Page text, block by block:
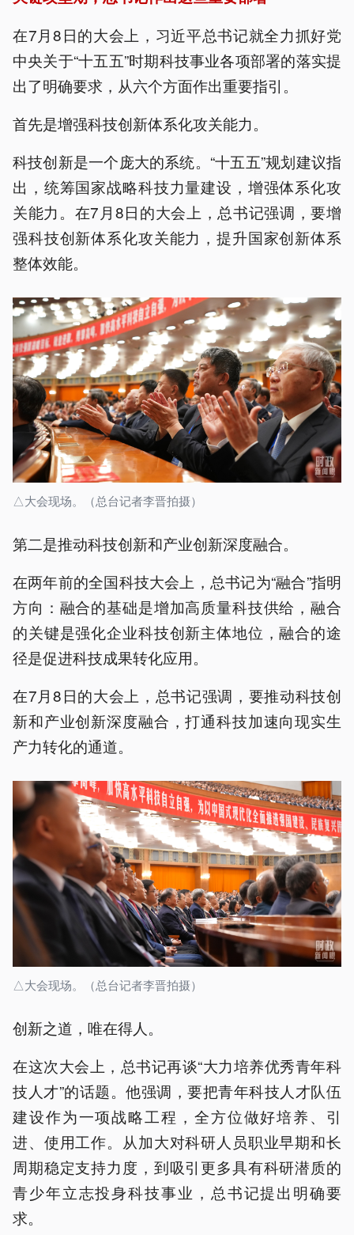
在7月8日的大会上，习近平总书记就全力抓好党
中央关于“十五五”时期科技事业各项部署的落实提
出了明确要求，从六个方面作出重要指引。
首先是增强科技创新体系化攻关能力。
科技创新是一个庞大的系统。“十五五”规划建议指
出，统筹国家战略科技力量建设，增强体系化攻
关能力。在7月8日的大会上，总书记强调，要增
强科技创新体系化攻关能力，提升国家创新体系
整体效能。
△大会现场。（总台记者李晋拍摄）
第二是推动科技创新和产业创新深度融合。
在两年前的全国科技大会上，总书记为“融合”指明
方向：融合的基础是增加高质量科技供给，融合
的关键是强化企业科技创新主体地位，融合的途
径是促进科技成果转化应用。
在7月8日的大会上，总书记强调，要推动科技创
新和产业创新深度融合，打通科技加速向现实生
产力转化的通道。
△大会现场。（总台记者李晋拍摄）
创新之道，唯在得人。
在这次大会上，总书记再谈“大力培养优秀青年科
技人才”的话题。他强调，要把青年科技人才队伍
建设作为一项战略工程，全方位做好培养、引
进、使用工作。从加大对科研人员职业早期和长
周期稳定支持力度，到吸引更多具有科研潜质的
青少年立志投身科技事业，总书记提出明确要
求。